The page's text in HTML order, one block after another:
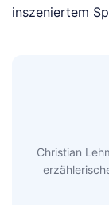
inszeniertem
Christian